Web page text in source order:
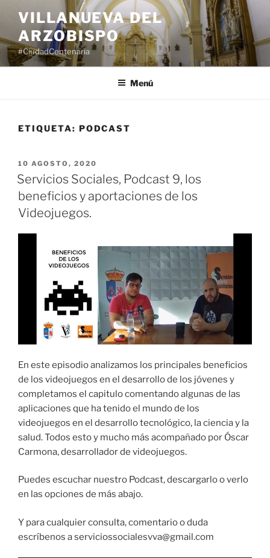
contenido
VILLANUEVA DEL
ARZOBISPO
#CiudadCentenaria
Menú
ETIQUETA: PODCAST
PUBLICADO
EL
10 AGOSTO, 2020
Servicios Sociales, Podcast 9, los
beneficios y aportaciones de los
Videojuegos.
En este episodio analizamos los principales beneficios
de los videojuegos en el desarrollo de los jóvenes y
completamos el capitulo comentando algunas de las
aplicaciones que ha tenido el mundo de los
videojuegos en el desarrollo tecnológico, la ciencia y la
salud. Todos esto y mucho más acompañado por Óscar
Carmona, desarrollador de videojuegos.
Puedes escuchar nuestro Podcast, descargarlo o verlo
en las opciones de más abajo.
Y para cualquier consulta, comentario o duda
escríbenos a serviciossocialesvva@gmail.com